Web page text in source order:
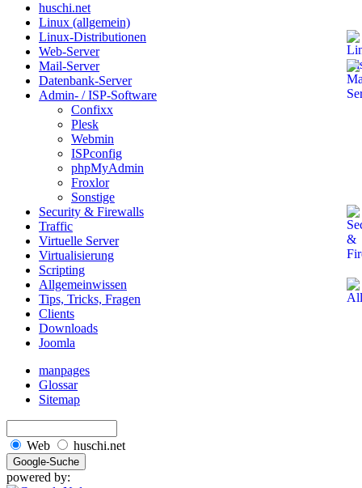
huschi.net
Linux (allgemein)
Linux-Distributionen
Web-Server
Mail-Server
Datenbank-Server
Admin- / ISP-Software
Confixx
Plesk
Webmin
ISPconfig
phpMyAdmin
Froxlor
Sonstige
Security & Firewalls
Traffic
Virtuelle Server
Virtualisierung
Scripting
Allgemeinwissen
Tips, Tricks, Fragen
Clients
Downloads
Joomla
manpages
Glossar
Sitemap
Web huschi.net
powered by: